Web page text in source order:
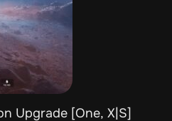
Upgrade [One, X|S]